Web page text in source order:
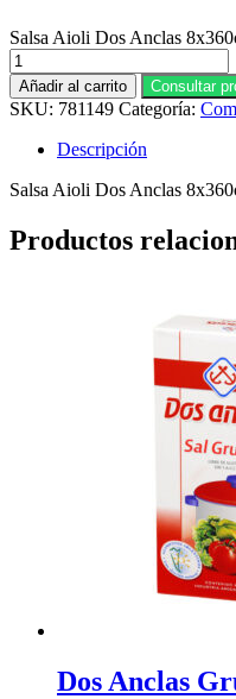
Salsa Aioli Dos Anclas
Añadir al carrito Consultar
SKU: 781149 Categoría:
Descripción
Salsa Aioli Dos Anclas
Productos
Dos Anclas